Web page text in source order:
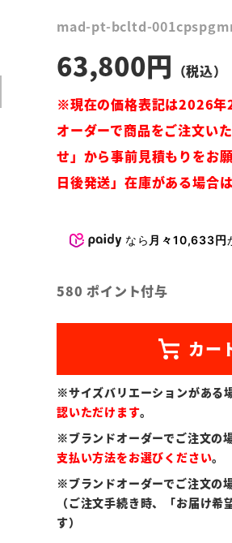
mad-pt-bcltd-
63,800
なら 月々10,633円
580 ポイント付与
※サイズバリエーションがある場
認いただけます。
※ブランドオーダーでご注文の場
支払い方法をお選びください。
※ブランドオーダーでご注文の場
（ご注文手続き時、「お届け
す）